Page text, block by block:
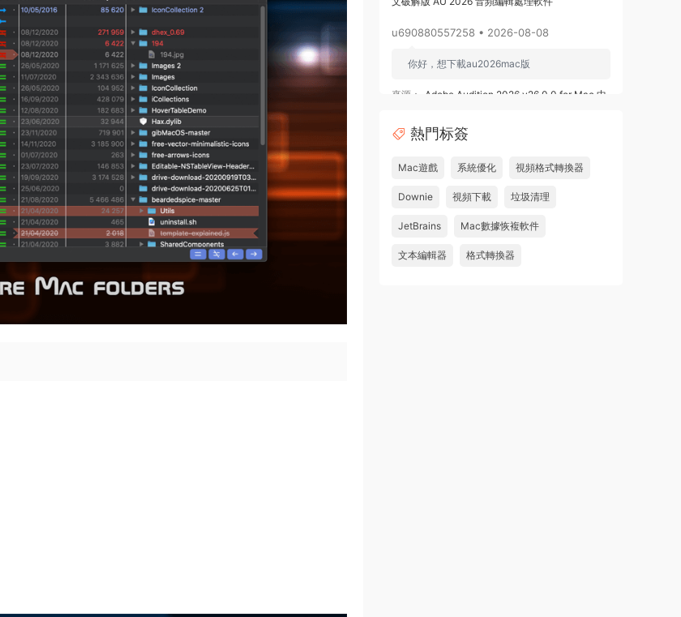
u690880557258 • 2026-08-08
你好，想下載au2026mac版
來源：
Adobe Audition 2026 v26.0.0 for Mac 中
u878525109508 • 2026-08-08
求 ishot pro 2.6.8破解版
來源： 求檔區
熱門标簽
Mac遊戲 系統優化 視頻格式轉換器
Downie 視頻下載 垃圾清理
JetBrains Mac數據恢複軟件
文本編輯器 格式轉換器